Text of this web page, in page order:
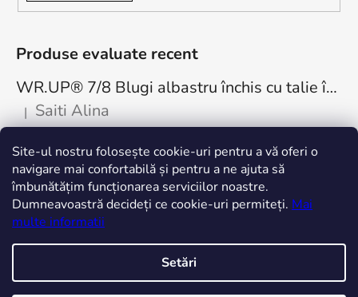
Site-ul nostru folosește cookie-uri pentru a vă oferi o
navigare mai confortabilă și pentru a ne ajuta să
îmbunătățim funcționarea serviciilor noastre.
Dumneavoastră decideți ce cookie-uri permiteți. Mai
multe informatii
Setări
Produse evaluate recent
WR.UP® 7/8 Blugi albastru închis cu talie înaltă, cu nasturi RE(MOVE) WRUP4BHC002ORG, J0Y
Ratingul produsului este 5 din 5 stele.
| Saiti Alina
Cea mai bună achiziție. Minunați! Mulțumesc
freddystore.ro